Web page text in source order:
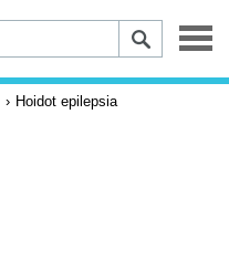
Hoidot epilepsia